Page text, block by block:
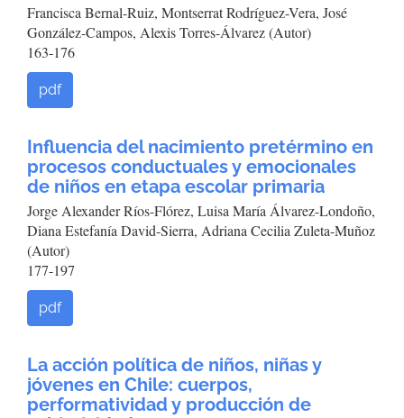
Francisca Bernal-Ruiz, Montserrat Rodríguez-Vera, José
González-Campos, Alexis Torres-Álvarez (Autor)
163-176
pdf
Influencia del nacimiento pretérmino en
procesos conductuales y emocionales
de niños en etapa escolar primaria
Jorge Alexander Ríos-Flórez, Luisa María Álvarez-Londoño,
Diana Estefanía David-Sierra, Adriana Cecilia Zuleta-Muñoz
(Autor)
177-197
pdf
La acción política de niños, niñas y
jóvenes en Chile: cuerpos,
performatividad y producción de